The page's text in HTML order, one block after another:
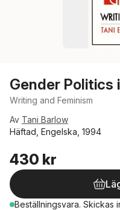
Gender Politics
Writing and Feminism
Av Tani Barlow
Häftad, Engelska, 1994
430 kr
Beställningsvara. Skickas